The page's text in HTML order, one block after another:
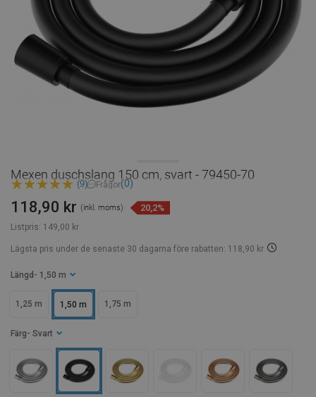
Mexen duschslang 150 cm, svart - 79450-70
(9) Frågor(0)
Listpris: 149,00 kr
118,90 kr (inkl. moms) 20,2%
Lägsta pris under de senaste 30 dagarna före rabatten: 118,90 kr
Längd - 1,50 m
1,25 m 1,50 m 1,75 m
Färg - Svart